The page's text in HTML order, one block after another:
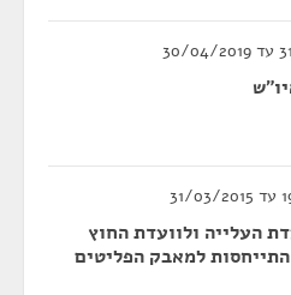
העלייה ולוועדת החוץ
למאבק הפליטים